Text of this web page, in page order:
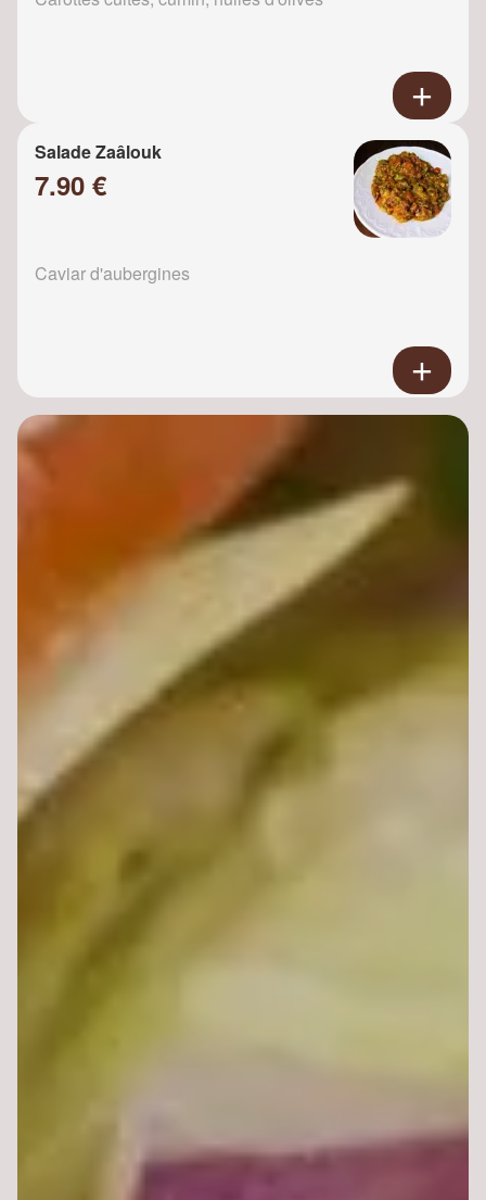
Salade Zaâlouk
7.90 €
Caviar d'aubergines